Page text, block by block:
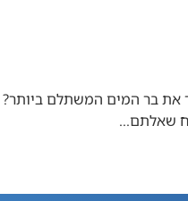
את בר המים המשתלם ביותר?
שאלתם…